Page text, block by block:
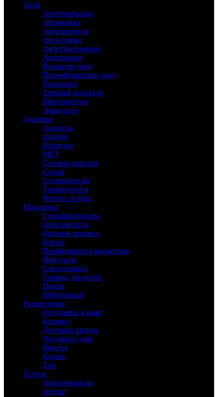
Авто
Автоломбарды
Автомойка
Автозапчасти
Автосервис
Автострахование
Автопрокат
Вскрытие авто
Переоформление авто
Техосмотр
Трезвый водитель
Шиномонтаж
Эвакуатор
Здоровье
Анализы
Аптеки
Клиники
МРТ
Салоны красоты
Сауны
Стоматология
Травмпункты
Фитнес-клубы
Магазины
Стройматериалы
Автозапчасти
Бытовая техника
Книги
Парфюмерия и косметика
Продукты
Спорттовары
Товары для детей
Цветы
Ювелирный
Развлечения
Рестораны и кафе
Бильярд
Доставка пиццы
Доставка суши
Квесты
Клубы
Тир
Услуги
Автоломбарды
Ателье